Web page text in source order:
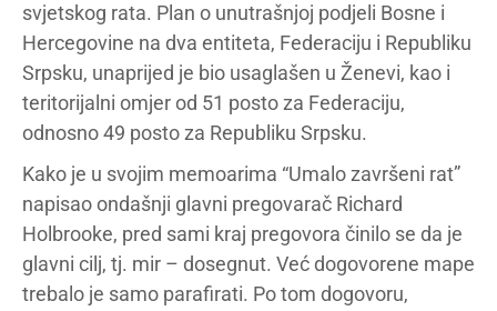
svjetskog rata. Plan o unutrašnjoj podjeli Bosne i
Hercegovine na dva entiteta, Federaciju i Republiku
Srpsku, unaprijed je bio usaglašen u Ženevi, kao i
teritorijalni omjer od 51 posto za Federaciju,
odnosno 49 posto za Republiku Srpsku.
Kako je u svojim memoarima “Umalo završeni rat”
napisao ondašnji glavni pregovarač Richard
Holbrooke, pred sami kraj pregovora činilo se da je
glavni cilj, tj. mir – dosegnut. Već dogovorene mape
trebalo je samo parafirati. Po tom dogovoru,